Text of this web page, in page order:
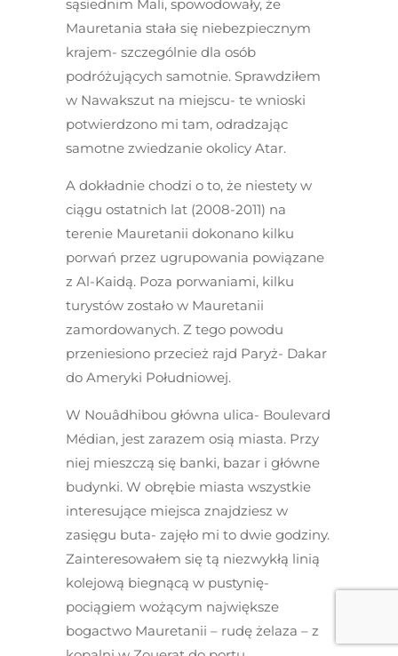
sąsiednim Mali, spowodowały, że
Mauretania stała się niebezpiecznym
krajem- szczególnie dla osób
podróżujących samotnie. Sprawdziłem
w Nawakszut na miejscu- te wnioski
potwierdzono mi tam, odradzając
samotne zwiedzanie okolicy Atar.
A dokładnie chodzi o to, że niestety w
ciągu ostatnich lat (2008-2011) na
terenie Mauretanii dokonano kilku
porwań przez ugrupowania powiązane
z Al-Kaidą. Poza porwaniami, kilku
turystów zostało w Mauretanii
zamordowanych. Z tego powodu
przeniesiono przecież rajd Paryż- Dakar
do Ameryki Południowej.
W Nouâdhibou główna ulica- Boulevard
Médian, jest zarazem osią miasta. Przy
niej mieszczą się banki, bazar i główne
budynki. W obrębie miasta wszystkie
interesujące miejsca znajdziesz w
zasięgu buta- zajęło mi to dwie godziny.
Zainteresowałem się tą niezwykłą linią
kolejową biegnącą w pustynię-
pociągiem wożącym największe
bogactwo Mauretanii – rudę żelaza – z